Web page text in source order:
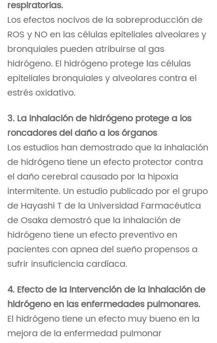
respiratorias.
Los efectos nocivos de la sobreproducción de
ROS y NO en las células epiteliales alveolares y
bronquiales pueden atribuirse al gas
hidrógeno. El hidrógeno protege las células
epiteliales bronquiales y alveolares contra el
estrés oxidativo.
3. La inhalación de hidrógeno protege a los
roncadores del daño a los órganos
Los estudios han demostrado que la inhalación
de hidrógeno tiene un efecto protector contra
el daño cerebral causado por la hipoxia
intermitente. Un estudio publicado por el grupo
de Hayashi T de la Universidad Farmacéutica
de Osaka demostró que la inhalación de
hidrógeno tiene un efecto preventivo en
pacientes con apnea del sueño propensos a
sufrir insuficiencia cardíaca.
4. Efecto de la intervención de la inhalación de
hidrógeno en las enfermedades pulmonares.
El hidrógeno tiene un efecto muy bueno en la
mejora de la enfermedad pulmonar